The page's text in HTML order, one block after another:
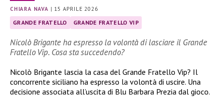
CHIARA NAVA | 15 APRILE 2026
GRANDE FRATELLO GRANDE FRATELLO VIP
Nicolò Brigante ha espresso la volontà di lasciare il Grande
Fratello Vip. Cosa sta succedendo?
Nicolò Brigante lascia la casa del Grande Fratello Vip? Il
concorrente siciliano ha espresso la volontà di uscire. Una
decisione associata all’uscita di Blu Barbara Prezia dal gioco.